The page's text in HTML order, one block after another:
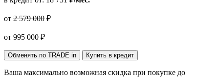
от 2 579 000 ₽
от 995 000 ₽
Обменять по TRADE in Купить в кредит
Ваша максимально возможная скидка при покупке до